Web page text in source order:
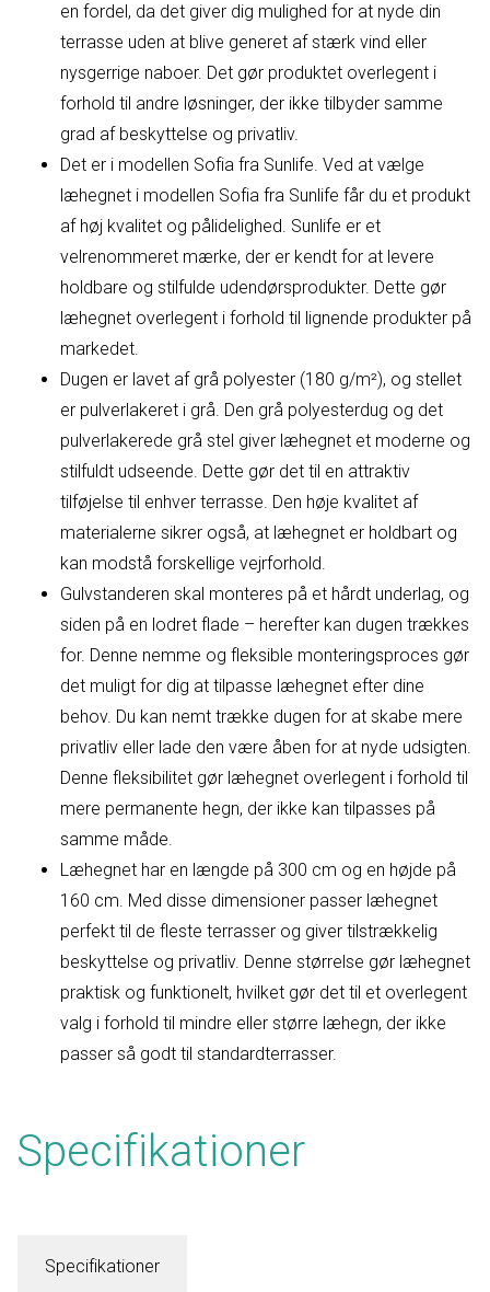
en fordel, da det giver dig mulighed for at nyde din
terrasse uden at blive generet af stærk vind eller
nysgerrige naboer. Det gør produktet overlegent i
forhold til andre løsninger, der ikke tilbyder samme
grad af beskyttelse og privatliv.
Det er i modellen Sofia fra Sunlife. Ved at vælge
læhegnet i modellen Sofia fra Sunlife får du et produkt
af høj kvalitet og pålidelighed. Sunlife er et
velrenommeret mærke, der er kendt for at levere
holdbare og stilfulde udendørsprodukter. Dette gør
læhegnet overlegent i forhold til lignende produkter på
markedet.
Dugen er lavet af grå polyester (180 g/m²), og stellet
er pulverlakeret i grå. Den grå polyesterdug og det
pulverlakerede grå stel giver læhegnet et moderne og
stilfuldt udseende. Dette gør det til en attraktiv
tilføjelse til enhver terrasse. Den høje kvalitet af
materialerne sikrer også, at læhegnet er holdbart og
kan modstå forskellige vejrforhold.
Gulvstanderen skal monteres på et hårdt underlag, og
siden på en lodret flade – herefter kan dugen trækkes
for. Denne nemme og fleksible monteringsproces gør
det muligt for dig at tilpasse læhegnet efter dine
behov. Du kan nemt trække dugen for at skabe mere
privatliv eller lade den være åben for at nyde udsigten.
Denne fleksibilitet gør læhegnet overlegent i forhold til
mere permanente hegn, der ikke kan tilpasses på
samme måde.
Læhegnet har en længde på 300 cm og en højde på
160 cm. Med disse dimensioner passer læhegnet
perfekt til de fleste terrasser og giver tilstrækkelig
beskyttelse og privatliv. Denne størrelse gør læhegnet
praktisk og funktionelt, hvilket gør det til et overlegent
valg i forhold til mindre eller større læhegn, der ikke
passer så godt til standardterrasser.
Specifikationer
Specifikationer